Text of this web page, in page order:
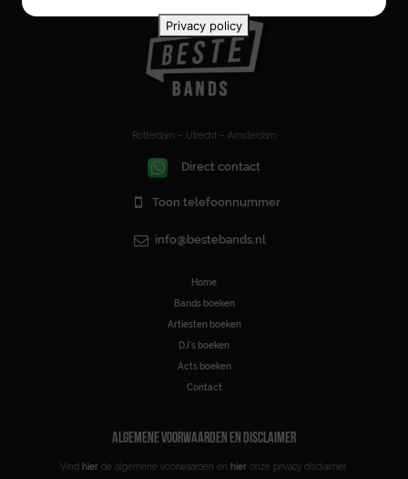
Rotterdam – Utrecht – Amsterdam
Direct contact
Toon telefoonnummer
info@bestebands.nl
Home
Bands boeken
Artiesten boeken
DJ’s boeken
Acts boeken
Contact
ALGEMENE VOORWAARDEN EN DISCLAIMER
Vind hier de algemene voorwaarden en hier onze privacy disclaimer.
Privacy policy